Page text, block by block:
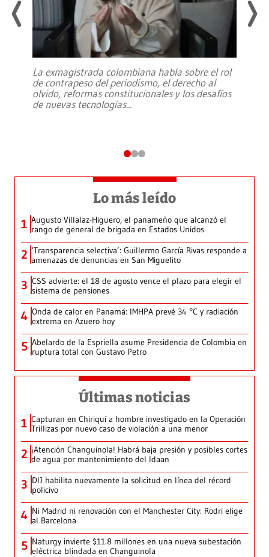
La exmagistrada colombiana habla sobre el rol
de contrapeso del periodismo, el derecho al
olvido, reformas constitucionales y los desafíos
de nuevas tecnologías...
Lo más leído
1 Augusto Villalaz-Higuero, el panameño que alcanzó el
rango de general de brigada en Estados Unidos
2 ‘Transparencia selectiva’: Guillermo García Rivas responde a
amenazas de denuncias en San Miguelito
3 CSS advierte: el 18 de agosto vence el plazo para elegir el
sistema de pensiones
4 Onda de calor en Panamá: IMHPA prevé 34 °C y radiación
extrema en Azuero hoy
5 Abelardo de la Espriella asume Presidencia de Colombia en
ruptura total con Gustavo Petro
Últimas noticias
1 Capturan en Chiriquí a hombre investigado en la Operación
Trillizas por nuevo caso de violación a una menor
2 ¡Atención Changuinola! Habrá baja presión y posibles cortes
de agua por mantenimiento del Idaan
3 DIJ habilita nuevamente la solicitud en línea del récord
policivo
4 Ni Madrid ni renovación con el Manchester City: Rodri elige
al Barcelona
5 Naturgy invierte $11.8 millones en una nueva subestación
eléctrica blindada en Changuinola